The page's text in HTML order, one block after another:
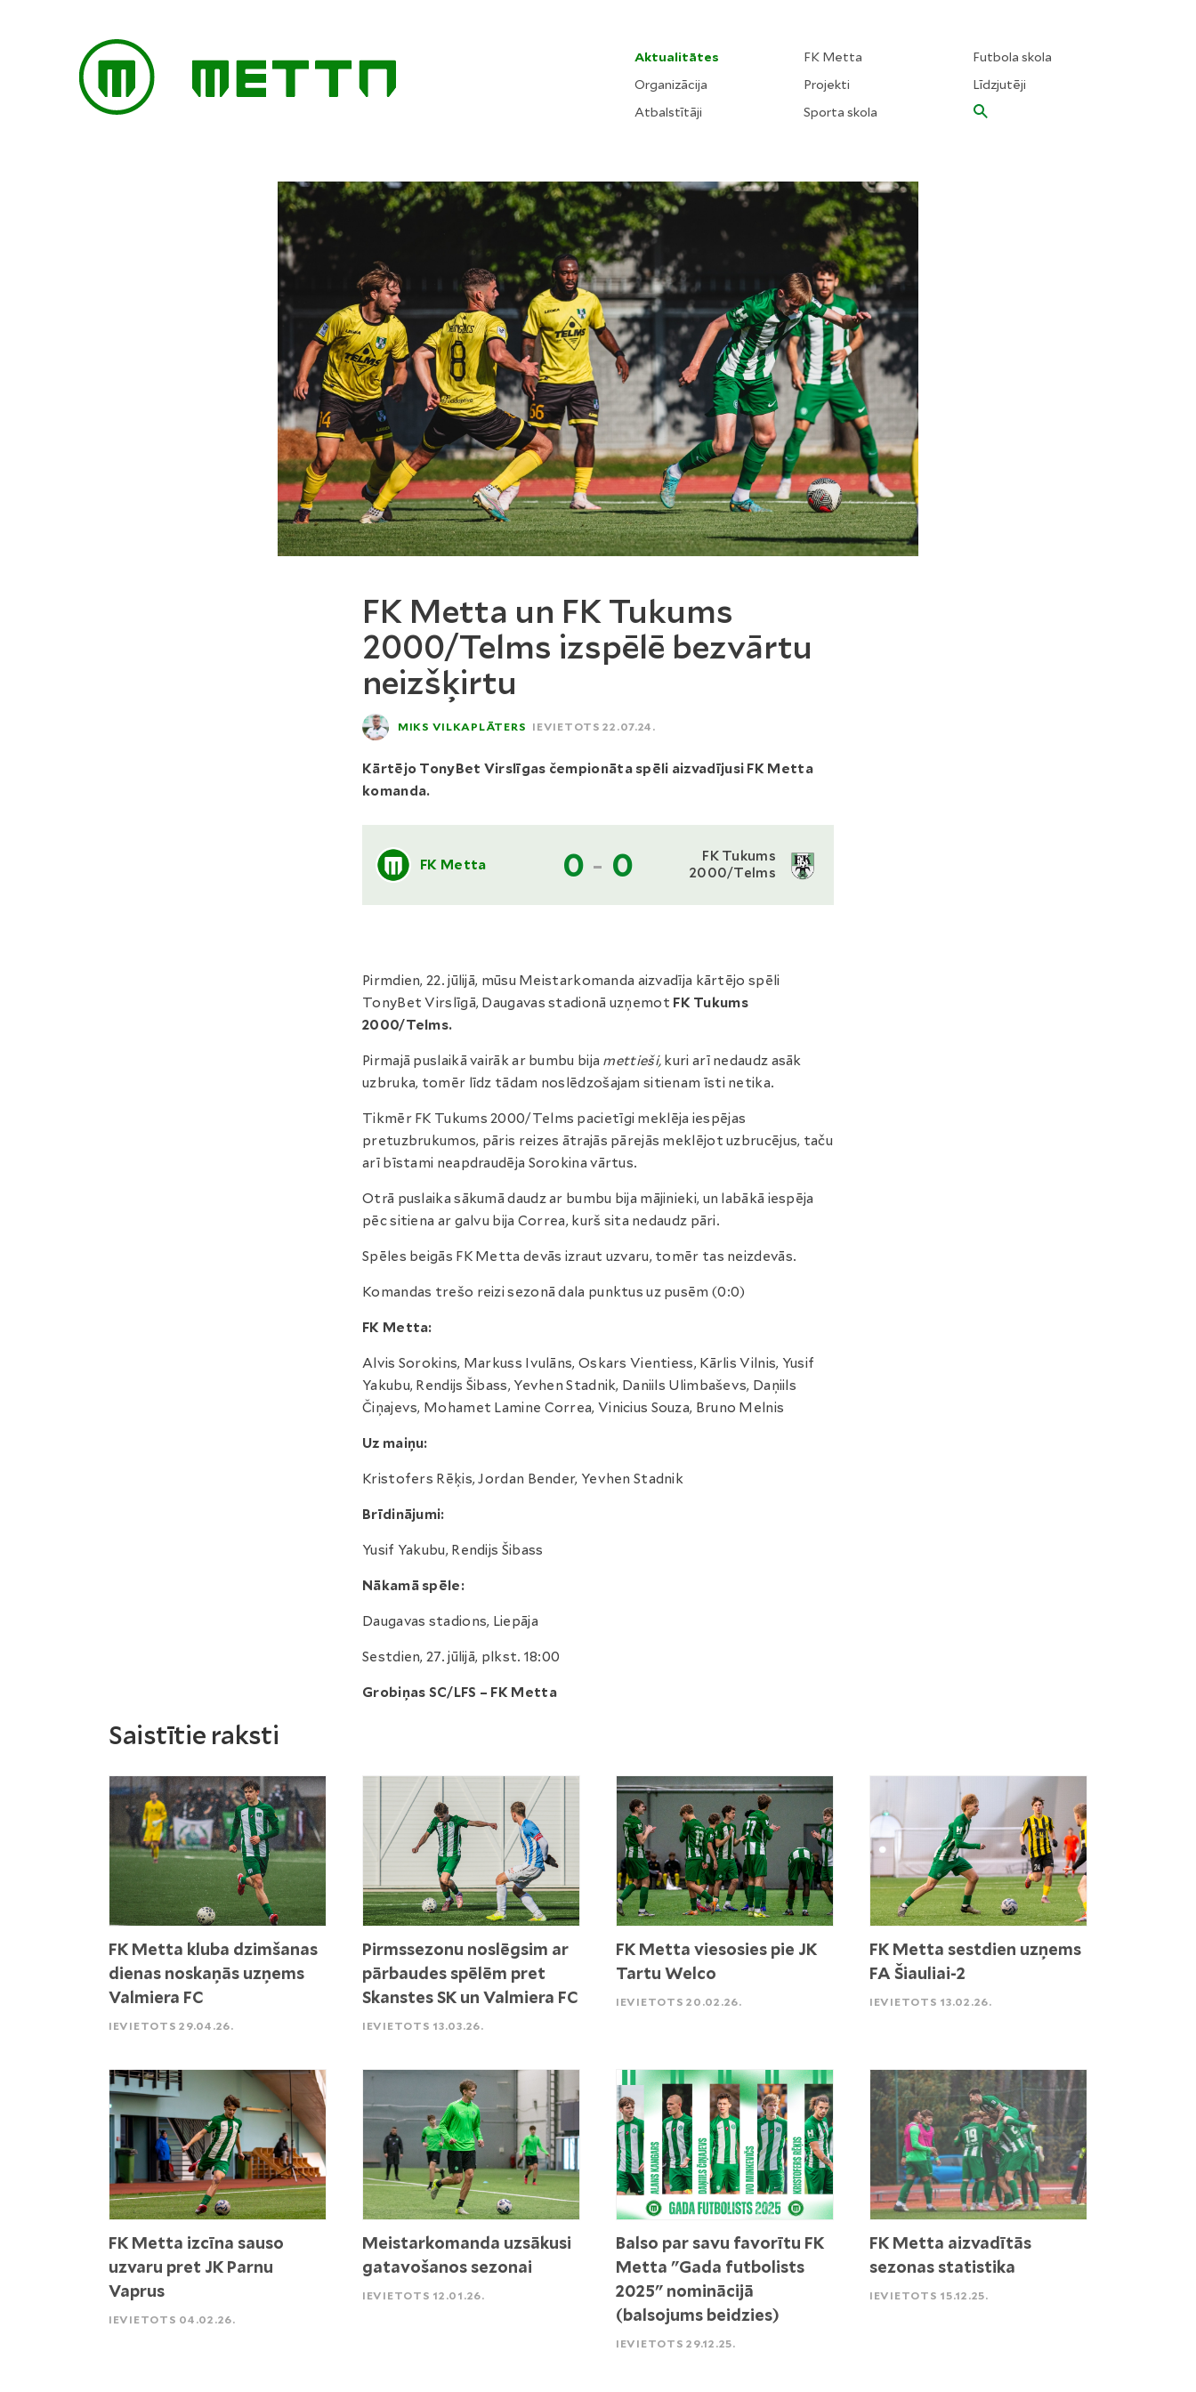
Aktualitātes
Organizācija
Atbalstītāji
FK Metta
Projekti
Sporta skola
Futbola skola
Līdzjutēji
FK Metta un FK Tukums
2000/Telms izspēlē bezvārtu
neizšķirtu
MIKS VILKAPLĀTERS IEVIETOTS 22.07.24.
Kārtējo TonyBet Virslīgas čempionāta spēli aizvadījusi FK Metta
komanda.
FK Metta 0 - 0
FK Tukums
2000/Telms
Pirmdien, 22. jūlijā, mūsu Meistarkomanda aizvadīja kārtējo spēli
TonyBet Virslīgā, Daugavas stadionā uzņemot FK Tukums
2000/Telms.
Pirmajā puslaikā vairāk ar bumbu bija mettieši, kuri arī nedaudz asāk
uzbruka, tomēr līdz tādam noslēdzošajam sitienam īsti netika.
Tikmēr FK Tukums 2000/Telms pacietīgi meklēja iespējas
pretuzbrukumos, pāris reizes ātrajās pārejās meklējot uzbrucējus, taču
arī bīstami neapdraudēja Sorokina vārtus.
Otrā puslaika sākumā daudz ar bumbu bija mājinieki, un labākā iespēja
pēc sitiena ar galvu bija Correa, kurš sita nedaudz pāri.
Spēles beigās FK Metta devās izraut uzvaru, tomēr tas neizdevās.
Komandas trešo reizi sezonā dala punktus uz pusēm (0:0)
FK Metta:
Alvis Sorokins, Markuss Ivulāns, Oskars Vientiess, Kārlis Vilnis, Yusif
Yakubu, Rendijs Šibass, Yevhen Stadnik, Daniils Ulimbaševs, Daņiils
Čiņajevs, Mohamet Lamine Correa, Vinicius Souza, Bruno Melnis
Uz maiņu:
Kristofers Rēķis, Jordan Bender, Yevhen Stadnik
Brīdinājumi:
Yusif Yakubu, Rendijs Šibass
Nākamā spēle:
Daugavas stadions, Liepāja
Sestdien, 27. jūlijā, plkst. 18:00
Grobiņas SC/LFS – FK Metta
Saistītie raksti
FK Metta kluba dzimšanas
dienas noskaņās uzņems
Valmiera FC
IEVIETOTS 29.04.26.
Pirmssezonu noslēgsim ar
pārbaudes spēlēm pret
Skanstes SK un Valmiera FC
IEVIETOTS 13.03.26.
FK Metta viesosies pie JK
Tartu Welco
IEVIETOTS 20.02.26.
FK Metta sestdien uzņems
FA Šiauliai-2
IEVIETOTS 13.02.26.
FK Metta izcīna sauso
uzvaru pret JK Parnu
Vaprus
IEVIETOTS 04.02.26.
Meistarkomanda uzsākusi
gatavošanos sezonai
IEVIETOTS 12.01.26.
Balso par savu favorītu FK
Metta "Gada futbolists
2025" nominācijā
(balsojums beidzies)
IEVIETOTS 29.12.25.
FK Metta aizvadītās
sezonas statistika
IEVIETOTS 15.12.25.